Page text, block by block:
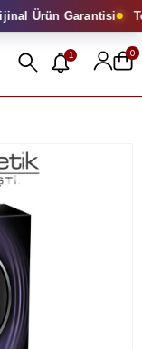
Ürün Garantisi
1 0